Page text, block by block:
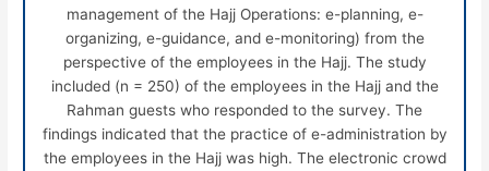
management of the Hajj Operations: e-planning, e-
organizing, e-guidance, and e-monitoring) from the
perspective of the employees in the Hajj. The study
included (n = 250) of the employees in the Hajj and the
Rahman guests who responded to the survey. The
findings indicated that the practice of e-administration by
the employees in the Hajj was high. The electronic crowd